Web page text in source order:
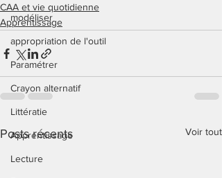
modéliser
appropriation de l'outil
Paramétrer
Crayon alternatif
Littératie
Apprentissage
Lecture
CAA et vie quotidienne
Apprentissage
Posts récents Voir tout